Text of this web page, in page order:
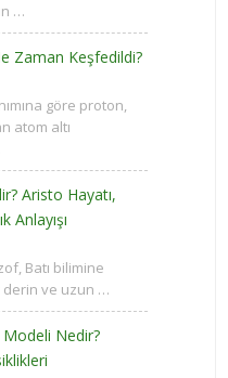
…
Zaman Keşfedildi?
göre proton,
atom altı
Aristo Hayatı,
Anlayışı
Batı bilimine
ve uzun …
Nedir?